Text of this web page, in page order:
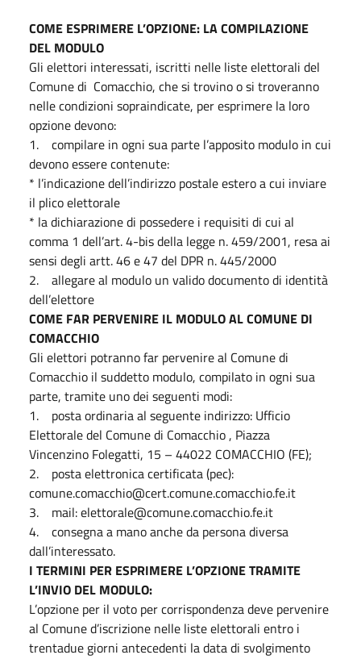
COME ESPRIMERE L’OPZIONE: LA COMPILAZIONE
DEL MODULO
Gli elettori interessati, iscritti nelle liste elettorali del
Comune di Comacchio, che si trovino o si troveranno
nelle condizioni sopraindicate, per esprimere la loro
opzione devono:
1. compilare in ogni sua parte l’apposito modulo in cui
devono essere contenute:
* l’indicazione dell’indirizzo postale estero a cui inviare
il plico elettorale
* la dichiarazione di possedere i requisiti di cui al
comma 1 dell’art. 4-bis della legge n. 459/2001, resa ai
sensi degli artt. 46 e 47 del DPR n. 445/2000
2. allegare al modulo un valido documento di identità
dell’elettore
COME FAR PERVENIRE IL MODULO AL COMUNE DI
COMACCHIO
Gli elettori potranno far pervenire al Comune di
Comacchio il suddetto modulo, compilato in ogni sua
parte, tramite uno dei seguenti modi:
1. posta ordinaria al seguente indirizzo: Ufficio
Elettorale del Comune di Comacchio , Piazza
Vincenzino Folegatti, 15 – 44022 COMACCHIO (FE);
2. posta elettronica certificata (pec):
comune.comacchio@cert.comune.comacchio.fe.it
3. mail: elettorale@comune.comacchio.fe.it
4. consegna a mano anche da persona diversa
dall’interessato.
I TERMINI PER ESPRIMERE L’OPZIONE TRAMITE
L’INVIO DEL MODULO:
L’opzione per il voto per corrispondenza deve pervenire
al Comune d’iscrizione nelle liste elettorali entro i
trentadue giorni antecedenti la data di svolgimento